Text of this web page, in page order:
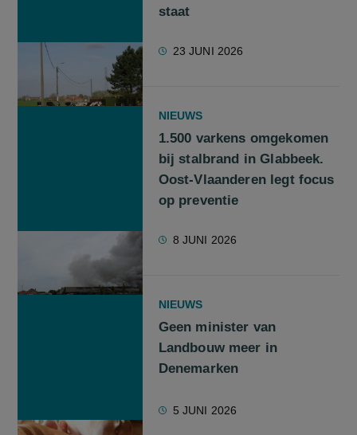
staat
23 JUNI 2026
NIEUWS
1.500 varkens omgekomen
bij stalbrand in Glabbeek.
Oost-Vlaanderen legt focus
op preventie
8 JUNI 2026
NIEUWS
Geen minister van
Landbouw meer in
Denemarken
5 JUNI 2026